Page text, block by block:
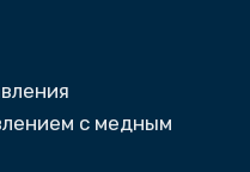
с медным